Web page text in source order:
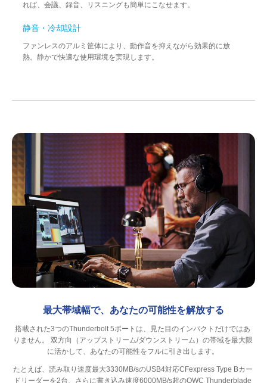
れば、会議、録音、リスニングも簡単にこなせます。
静音・冷却設計
ファンレスのアルミ筐体により、動作音を抑えながら効果的に放
熱。静かで快適な使用環境を実現します。
最大帯域幅で、あなたの可能性を解放する
搭載された3つのThunderbolt 5ポートは、見た目のインパクトだけではあ
りません。 双方向（アップストリーム/ダウンストリーム）の帯域を最大限
に活かして、あなたの可能性をフルに引き出します。
たとえば、読み取り速度最大3330MB/sのUSB4対応CFexpress Type Bカー
ドリーダーを2台、さらに書き込み速度6000MB/s超のOWC Thunderblade